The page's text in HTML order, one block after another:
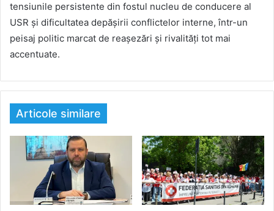
tensiunile persistente din fostul nucleu de conducere al
USR și dificultatea depășirii conflictelor interne, într-un
peisaj politic marcat de reașezări și rivalități tot mai
accentuate.
Articole similare